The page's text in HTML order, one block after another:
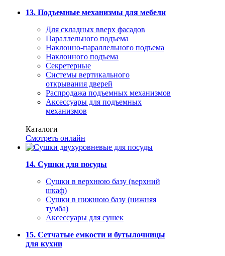
13. Подъемные механизмы для мебели
Для складных вверх фасадов
Параллельного подъема
Наклонно-параллельного подъема
Наклонного подъема
Секретерные
Системы вертикального
открывания дверей
Распродажа подъемных механизмов
Аксессуары для подъемных
механизмов
Каталоги
Смотреть онлайн
14. Сушки для посуды
Сушки в верхнюю базу (верхний
шкаф)
Сушки в нижнюю базу (нижняя
тумба)
Аксессуары для сушек
15. Сетчатые емкости и бутылочницы
для кухни